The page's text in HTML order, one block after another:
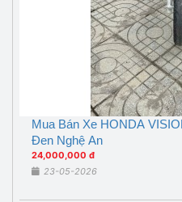
Mua Bán Xe HONDA
Đen Nghệ An
24,000,000 đ
23-05-2026